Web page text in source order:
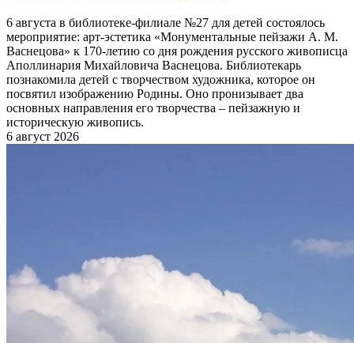
6 августа в библиотеке-филиале №27 для детей состоялось
мероприятие: арт-эстетика «Монументальные пейзажи А. М.
Васнецова» к 170-летию со дня рождения русского живописца
Аполлинария Михайловича Васнецова. Библиотекарь
познакомила детей с творчеством художника, которое он
посвятил изображению Родины. Оно пронизывает два
основных направления его творчества – пейзажную и
историческую живопись.
6 август 2026